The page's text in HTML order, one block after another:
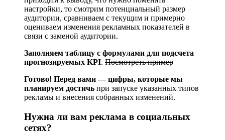
настройки, то смотрим потенциальный размер
аудитории, сравниваем с текущим и примерно
оцениваем изменения рекламных показателей в
связи с заменой аудитории.
Заполняем таблицу с формулами для подсчета
прогнозируемых KPI. Посмотреть пример
Готово! Перед вами — цифры, которые мы
планируем достичь при запуске указанных типов
рекламы и внесения собранных изменений.
Нужна ли вам реклама в социальных
сетях?